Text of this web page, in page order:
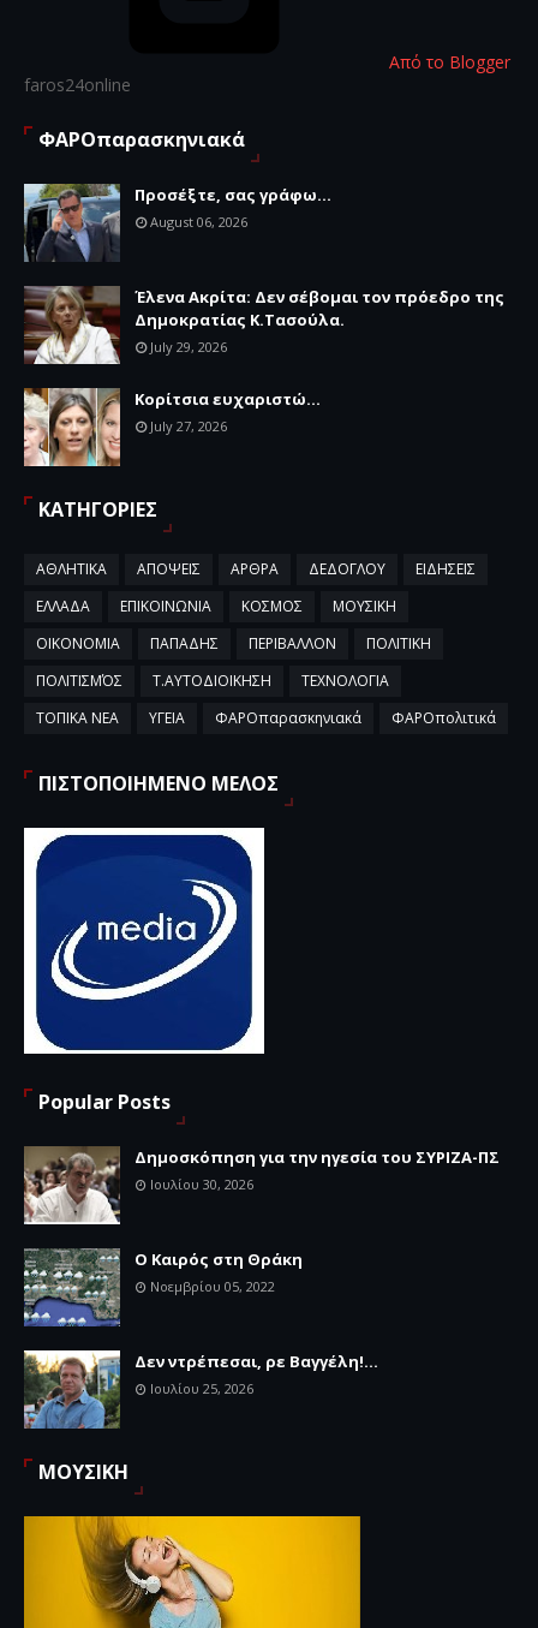
Από το Blogger
faros24online
ΦΑΡΟπαρασκηνιακά
Προσέξτε, σας γράφω...
August 06, 2026
Έλενα Ακρίτα: Δεν σέβομαι τον πρόεδρο της
Δημοκρατίας Κ.Τασούλα.
July 29, 2026
Κορίτσια ευχαριστώ...
July 27, 2026
ΚΑΤΗΓΟΡΙΕΣ
ΑΘΛΗΤΙΚΑ ΑΠΟΨΕΙΣ ΑΡΘΡΑ ΔΕΔΟΓΛΟΥ
ΕΙΔΗΣΕΙΣ
ΕΛΛΑΔΑ
ΕΠΙΚΟΙΝΩΝΙΑ ΚΟΣΜΟΣ
ΜΟΥΣΙΚΗ
ΟΙΚΟΝΟΜΙΑ
ΠΑΠΑΔΗΣ ΠΕΡΙΒΑΛΛΟΝ
ΠΟΛΙΤΙΚΗ
ΠΟΛΙΤΙΣΜΌΣ
Τ.ΑΥΤΟΔΙΟΙΚΗΣΗ
ΤΕΧΝΟΛΟΓΙΑ
ΤΟΠΙΚΑ ΝΕΑ
ΥΓΕΙΑ ΦΑΡΟπαρασκηνιακά ΦΑΡΟπολιτικά
ΠΙΣΤΟΠΟΙΗΜΕΝΟ ΜΕΛΟΣ
Popular Posts
Δημοσκόπηση για την ηγεσία του ΣΥΡΙΖΑ-ΠΣ
Ιουλίου 30, 2026
Ο Καιρός στη Θράκη
Νοεμβρίου 05, 2022
Δεν ντρέπεσαι, ρε Βαγγέλη!...
Ιουλίου 25, 2026
ΜΟΥΣΙΚΗ